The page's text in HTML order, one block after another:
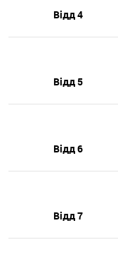
Відд 4
Відд 5
Відд 6
Відд 7